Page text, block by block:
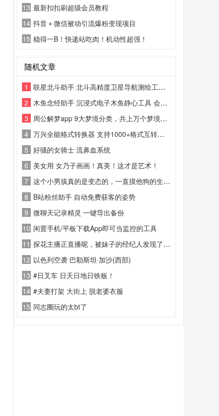
13 最新扣扣刷超级会员教程
14 抖音＋微信被动引流爆粉变现项目
15 稳得一B！快递站吃肉！机动性超强！
随机文章
1
联星北斗助手 北斗高精度卫星导航测绘工具 高清卫星街景查看APP
2 木鱼念经助手 沉浸式电子木鱼静心工具 会员解锁版APP
3 周公解梦app 9大梦境分类，共上万个梦境词条
4 万兴全能格式转换器 支持1000+格式互转，支持4K视频转换
5 好骚的女骑士 流鼻血系统
6 美女用 女乃子画画！真美！这才是艺术！
7 这个小男孩真的是变态的，一直摸他狗的生殖器官，还拿嘴去舔，后面那个狗被他摸出小口红了他去舔，个个都看不下去了，制止他他还引以为傲说惺惺臭臭的！
8 B站粉丝助手 自动免费获客的姿势
9 微聊天记录精灵 一键导出备份
10 闲置手机/平板下载App即可当监控的工具
11 探花主播正直播呢，被妹子的经纪人发现了，顺着网线打过来了
12 以色列空袭 巴勒斯坦·加沙(西部)
13 #日叉车 日天日地日铁板！
14 #夫妻打架 大街上 脱老婆衣服
15 同志圈玩的太bt了